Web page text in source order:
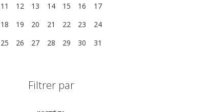
11
12 13 14 15 16
17
18
19 20 21 22 23
24
25
26 27 28 29 30 31
Filtrer par